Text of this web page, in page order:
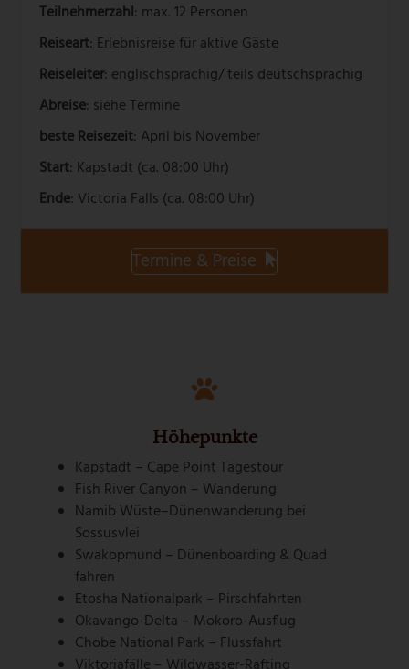
Teilnehmerzahl: max. 12 Personen
Reiseart: Erlebnisreise für aktive Gäste
Reiseleiter: englischsprachig/ teils deutschsprachig
Abreise: siehe Termine
beste Reisezeit: April bis November
Start: Kapstadt (ca. 08:00 Uhr)
Ende: Victoria Falls (ca. 08:00 Uhr)
Termine & Preise
Höhepunkte
Kapstadt – Cape Point Tagestour
Fish River Canyon – Wanderung
Namib Wüste–Dünenwanderung bei
Sossusvlei
Swakopmund – Dünenboarding & Quad
fahren
Etosha Nationalpark – Pirschfahrten
Okavango-Delta – Mokoro-Ausflug
Chobe National Park – Flussfahrt